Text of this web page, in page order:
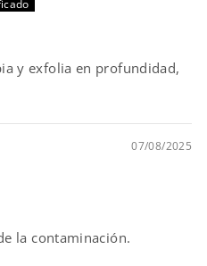
y exfolia en profundidad,
07/08/2025
la contaminación.